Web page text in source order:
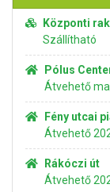
Központi
Szállítható
Pólus
Átvehető
Fény utcai
Átvehető
Rákóczi út
Átvehető